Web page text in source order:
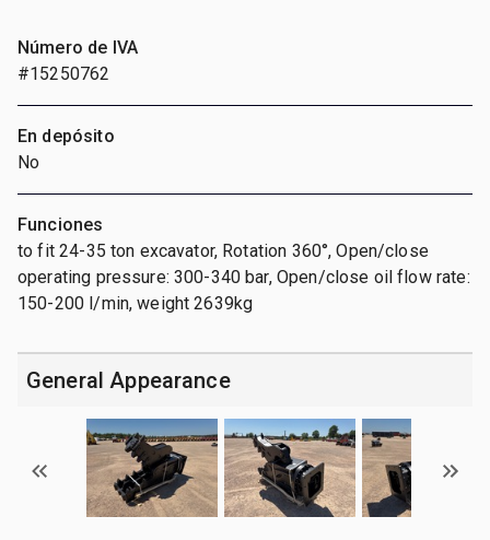
Número de IVA
#15250762
En depósito
No
Funciones
to fit 24-35 ton excavator, Rotation 360°, Open/close
operating pressure: 300-340 bar, Open/close oil flow rate:
150-200 l/min, weight 2639kg
General Appearance